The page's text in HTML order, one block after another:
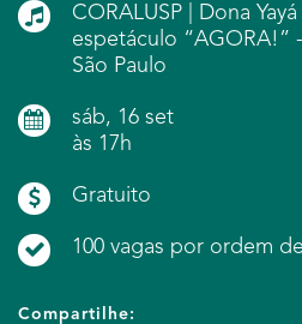
CORALUSP | Dona
espetáculo “AGORA!”
São Paulo
sáb, 16 set
às 17h
Gratuito
100 vagas por ordem
Compartilhe: